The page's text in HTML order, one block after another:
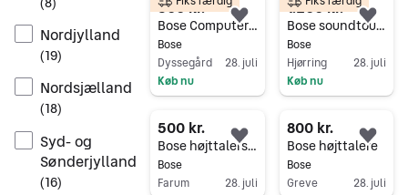
Nordjylland
(19)
Nordsjælland
(18)
Syd- og
Sønderjylland
(16)
300 kr.
Bose Computerhøjtaler - COMPANION 2 Series III
Bose
Dyssegård
28. juli
Køb nu
Føj til favoritter.
1.200 kr.
Bose soundtouch
Bose
Hjørring
28. juli
Køb nu
Føj
500 kr.
Bose højttalersæt med subwoofer og satellitter
Bose
Farum
28. juli
Føj til favoritter.
800 kr.
Bose højttalere
Bose
Greve
28. juli